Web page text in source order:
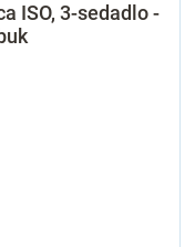
ISO, 3-sedadlo -